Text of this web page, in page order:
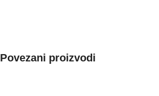
Povezani proizvodi